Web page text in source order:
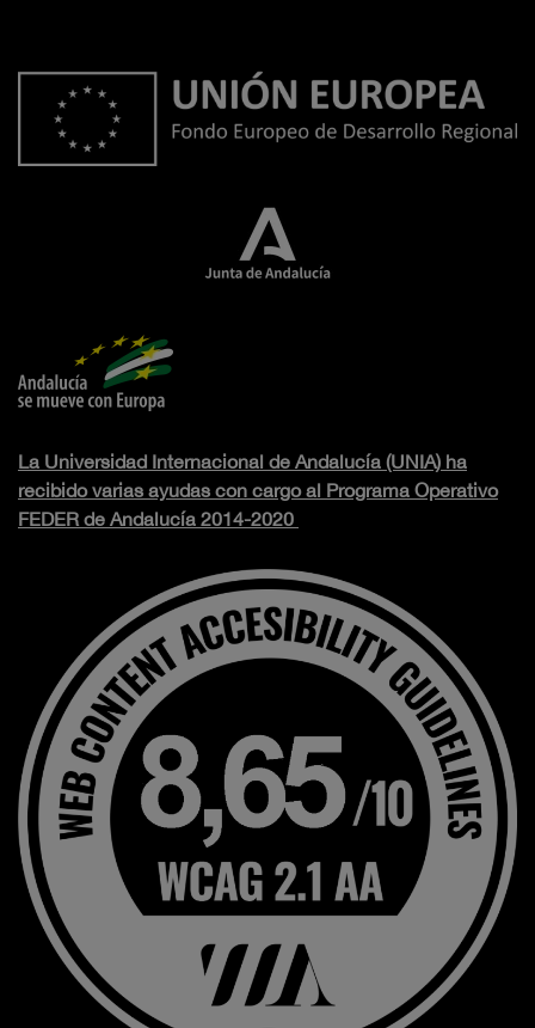
La Universidad Internacional de Andalucía (UNIA) ha
recibido varias ayudas con cargo al Programa Operativo
FEDER de Andalucía 2014-2020